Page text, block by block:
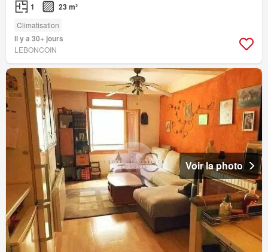
1 23 m²
Climatisation
Il y a 30+ jours
LEBONCOIN
Voir la photo